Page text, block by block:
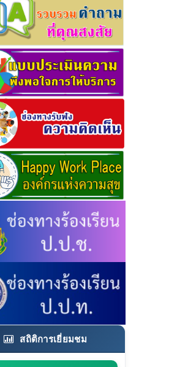
สถิติการเยี่ยมชม